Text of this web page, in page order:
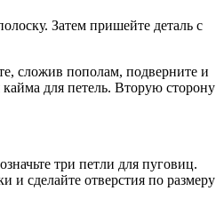
Затем пришейте деталь с
сложив пополам, подверните и
для петель. Вторую сторону
три петли для пуговиц.
сделайте отверстия по размеру